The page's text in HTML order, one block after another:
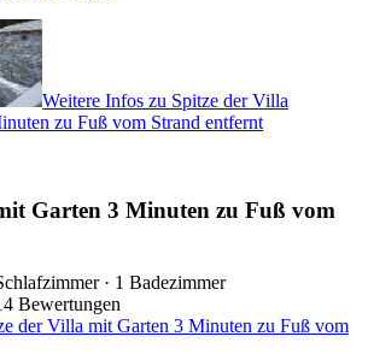
Weitere Infos zu Spitze der Villa
zu Fuß vom Strand entfernt
Garten 3 Minuten zu Fuß vom
· 1 Badezimmer
Bewertungen
der Villa mit Garten 3 Minuten zu Fuß vom